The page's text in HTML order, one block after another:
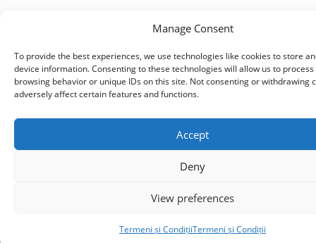
Manage Consent
To provide the best experiences, we use technologies like cookies to store
device information. Consenting to these technologies will allow us to process
browsing behavior or unique IDs on this site. Not consenting or withdrawing
adversely affect certain features and functions.
Accept
Deny
View preferences
Termeni și CondițiiTermeni și Condiții